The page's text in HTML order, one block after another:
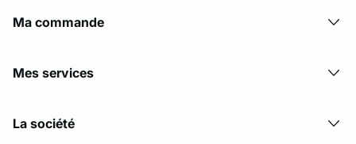
Ma commande
Mes services
La société